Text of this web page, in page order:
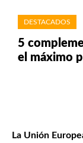
DESTACADOS
5
el máximo
La Unión